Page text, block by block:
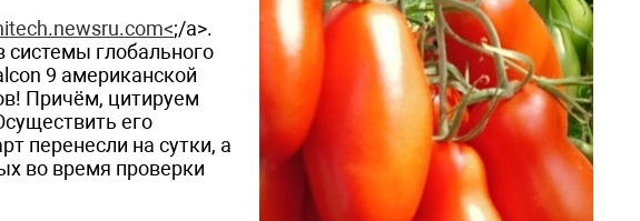
;/a>.
системы глобального
9 американской
Причём, цитируем
его
перенесли на сутки, а
во время проверки